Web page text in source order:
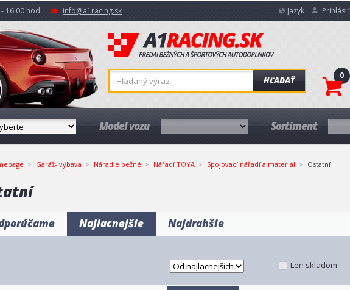
16:00 hod. info@a1racing.sk Jazyk Prihlásiť
HĽADAŤ 0
Model vozu Sortiment
Garáž- výbava Náradie bežné Nářadí TOYA Spojovací nářadí a materiál Ostatní
Najlacnejšie Najdrahšie
Len skladom